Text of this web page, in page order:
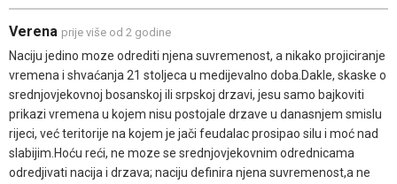
Verena prije više od 2 godine
Naciju jedino moze odrediti njena suvremenost, a nikako projiciranje
vremena i shvaćanja 21 stoljeca u medijevalno doba.Dakle, skaske o
srednjovjekovnoj bosanskoj ili srpskoj drzavi, jesu samo bajkoviti
prikazi vremena u kojem nisu postojale drzave u danasnjem smislu
rijeci, već teritorije na kojem je jači feudalac prosipao silu i moć nad
slabijim.Hoću reći, ne moze se srednjovjekovnim odrednicama
odredjivati nacija i drzava; naciju definira njena suvremenost,a ne